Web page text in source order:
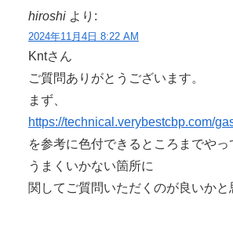
hiroshi より:
2024年11月4日 8:22 AM
Kntさん
ご質問ありがとうございます。
まず、
https://technical.verybestcbp.com/
を参考に色付できるところまでや
うまくいかない箇所に
関してご質問いただくのが良いかと